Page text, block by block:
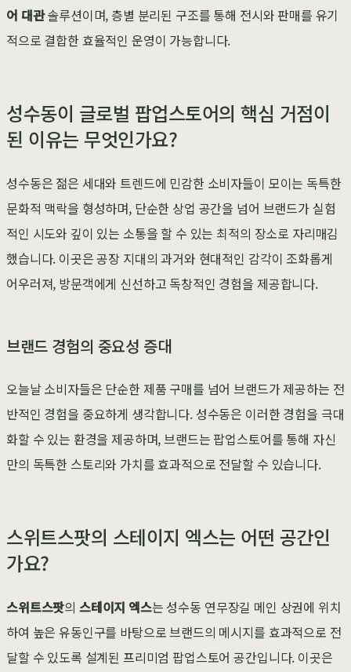
어 대관솔루션이며, 층별 분리된 구조를 통해 전시와 판매를 유기
적으로 결합한 효율적인 운영이 가능합니다.
성수동이 글로벌 팝업스토어의 핵심 거점이
된 이유는 무엇인가요?
성수동은 젊은 세대와 트렌드에 민감한 소비자들이 모이는 독특한
문화적 맥락을 형성하며, 단순한 상업 공간을 넘어 브랜드가 실험
적인 시도와 깊이 있는 소통을 할 수 있는 최적의 장소로 자리매김
했습니다. 이곳은 공장 지대의 과거와 현대적인 감각이 조화롭게
어우러져, 방문객에게 신선하고 독창적인 경험을 제공합니다.
브랜드 경험의 중요성 증대
오늘날 소비자들은 단순한 제품 구매를 넘어 브랜드가 제공하는 전
반적인 경험을 중요하게 생각합니다. 성수동은 이러한 경험을 극대
화할 수 있는 환경을 제공하며, 브랜드는 팝업스토어를 통해 자신
만의 독특한 스토리와 가치를 효과적으로 전달할 수 있습니다.
스위트스팟의 스테이지 엑스는 어떤 공간인
가요?
스위트스팟의 스테이지 엑스는 성수동 연무장길 메인 상권에 위치
하여 높은 유동인구를 바탕으로 브랜드의 메시지를 효과적으로 전
달할 수 있도록 설계된 프리미엄 팝업스토어 공간입니다. 이곳은